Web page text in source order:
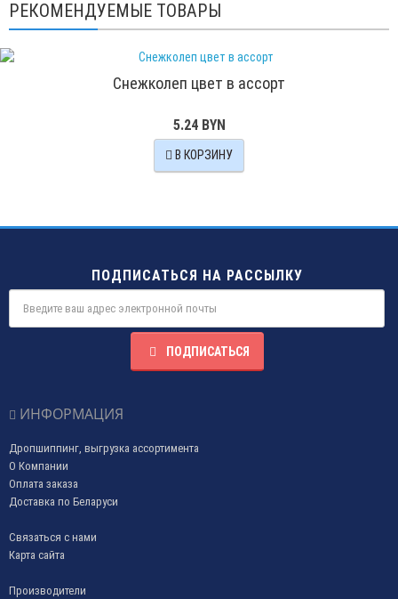
РЕКОМЕНДУЕМЫЕ ТОВАРЫ
Снежколеп цвет в ассорт
5.24 BYN
В КОРЗИНУ
ПОДПИСАТЬСЯ НА РАССЫЛКУ
ПОДПИСАТЬСЯ
ИНФОРМАЦИЯ
Дропшиппинг, выгрузка ассортимента
О Компании
Оплата заказа
Доставка по Беларуси
Связаться с нами
Карта сайта
Производители